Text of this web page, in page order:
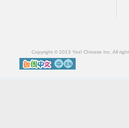
Copyright © 2013 Yes! Chinese Inc. All